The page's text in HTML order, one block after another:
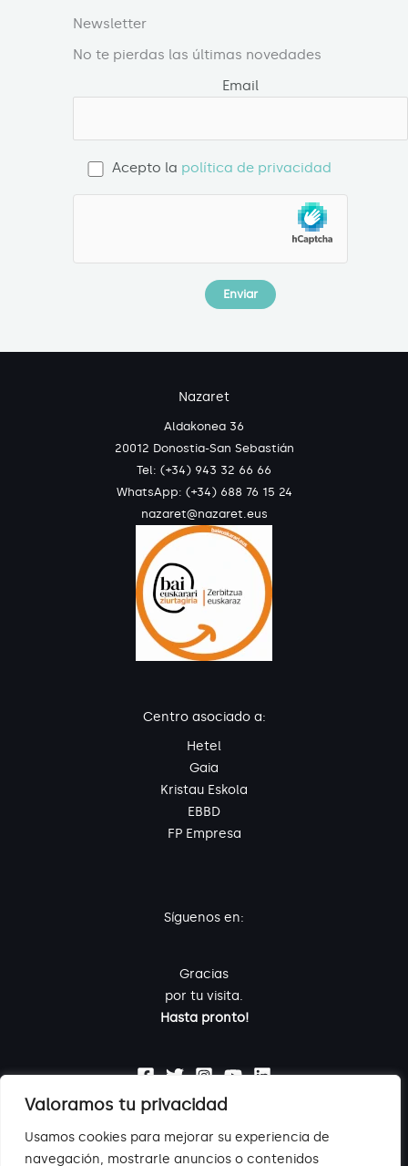
Valoramos tu privacidad
Usamos cookies para mejorar su experiencia de
navegación, mostrarle anuncios o contenidos
Newsletter
No te pierdas las últimas novedades
Email
Acepto la política de privacidad
Nazaret
Aldakonea 36
20012 Donostia-San Sebastián
Tel: (+34) 943 32 66 66
WhatsApp: (+34) 688 76 15 24
nazaret@nazaret.eus
Centro asociado a:
Hetel
Gaia
Kristau Eskola
EBBD
FP Empresa
Síguenos en:
Gracias
por tu visita.
Hasta pronto!